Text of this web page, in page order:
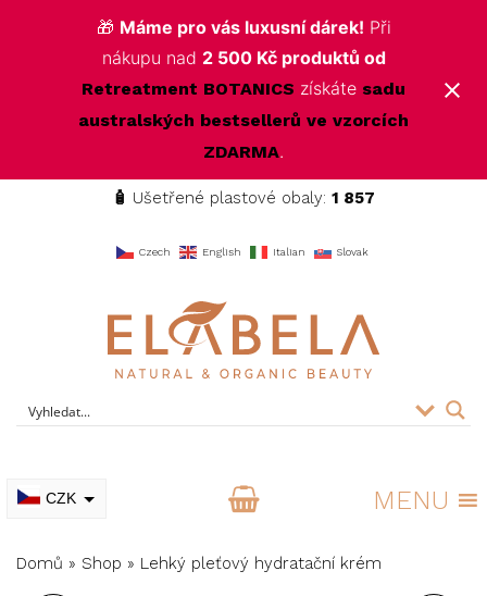
🎁 Máme pro vás luxusní dárek! Při
nákupu nad 2 500 Kč produktů od
Retreatment BOTANICS získáte sadu
australských bestsellerů ve vzorcích
ZDARMA.
🧴 Ušetřené plastové obaly: 1 857
Czech English Italian Slovak
ELABELA Beauty Kvalitní kosmetika pro vás
CZK MENU
Domů » Shop » Lehký pleťový hydratační krém